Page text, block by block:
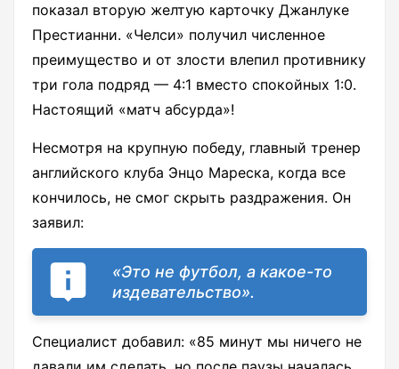
показал вторую желтую карточку Джанлуке
Престианни. «Челси» получил численное
преимущество и от злости влепил противнику
три гола подряд — 4:1 вместо спокойных 1:0.
Настоящий «матч абсурда»!
Несмотря на крупную победу, главный тренер
английского клуба Энцо Мареска, когда все
кончилось, не смог скрыть раздражения. Он
заявил:
«Это не футбол, а какое-то
издевательство».
Специалист добавил: «85 минут мы ничего не